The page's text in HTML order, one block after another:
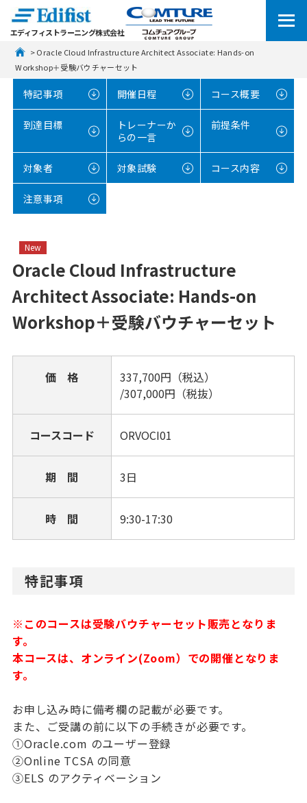
エディフィストラーニング株式会社
> Oracle Cloud Infrastructure Architect Associate: Hands-on
Workshop＋受験バウチャーセット
特記事項 開催日程 コース概要
到達目標
トレーナーか
らの一言
前提条件
対象者 対象試験 コース内容
注意事項
New
Oracle Cloud Infrastructure
Architect Associate: Hands-on
Workshop＋受験バウチャーセット
価 格
337,700円（税込）
/307,000円（税抜）
コースコード ORVOCI01
期 間 3日
時 間 9:30-17:30
特記事項
※このコースは受験バウチャーセット販売となりま
す。
本コースは、オンライン(Zoom）での開催となりま
す。
お申し込み時に備考欄の記載が必要です。
また、ご受講の前に以下の手続きが必要です。
①Oracle.com のユーザー登録
②Online TCSA の同意
③ELS のアクティベーション